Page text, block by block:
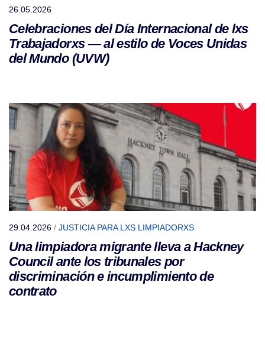
26.05.2026
Celebraciones del Día Internacional de lxs
Trabajadorxs — al estilo de Voces Unidas
del Mundo (UVW)
29.04.2026 / JUSTICIA PARA LXS LIMPIADORXS
Una limpiadora migrante lleva a Hackney
Council ante los tribunales por
discriminación e incumplimiento de
contrato